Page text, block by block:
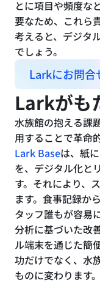
とに項目や頻度な
要なため、これら
考えると、デジタ
でしょう。
Larkにお問合
Larkがも
水族館の抱える課
用することで革命
Lark Baseは、紙
を、デジタル化と
す。それにより、
ます。食事記録か
タッフ誰もが容易
分析に基づいた改
ル端末を通じた簡
功だけでなく、水
ものに変わります。